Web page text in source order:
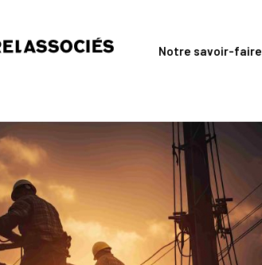
Notre savoir-faire